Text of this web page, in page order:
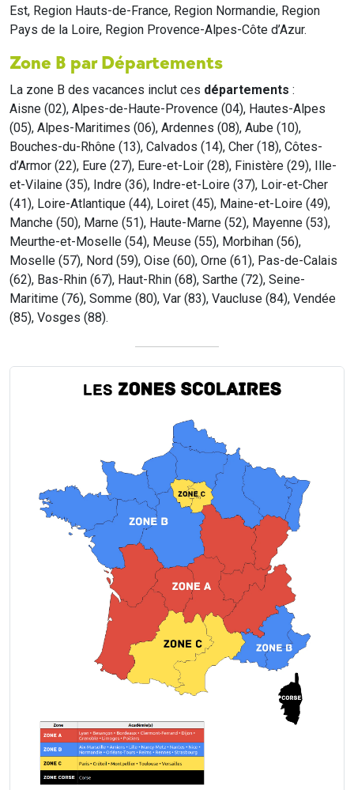
Est, Region Hauts-de-France, Region Normandie, Region
Pays de la Loire, Region Provence-Alpes-Côte d’Azur.
Zone B par Départements
La zone B des vacances inclut ces départements :
Aisne (02), Alpes-de-Haute-Provence (04), Hautes-Alpes
(05), Alpes-Maritimes (06), Ardennes (08), Aube (10),
Bouches-du-Rhône (13), Calvados (14), Cher (18), Côtes-
d’Armor (22), Eure (27), Eure-et-Loir (28), Finistère (29), Ille-
et-Vilaine (35), Indre (36), Indre-et-Loire (37), Loir-et-Cher
(41), Loire-Atlantique (44), Loiret (45), Maine-et-Loire (49),
Manche (50), Marne (51), Haute-Marne (52), Mayenne (53),
Meurthe-et-Moselle (54), Meuse (55), Morbihan (56),
Moselle (57), Nord (59), Oise (60), Orne (61), Pas-de-Calais
(62), Bas-Rhin (67), Haut-Rhin (68), Sarthe (72), Seine-
Maritime (76), Somme (80), Var (83), Vaucluse (84), Vendée
(85), Vosges (88).